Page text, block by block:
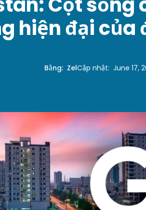
hiện đại của
Bằng: ZelCập nhật:June 17,